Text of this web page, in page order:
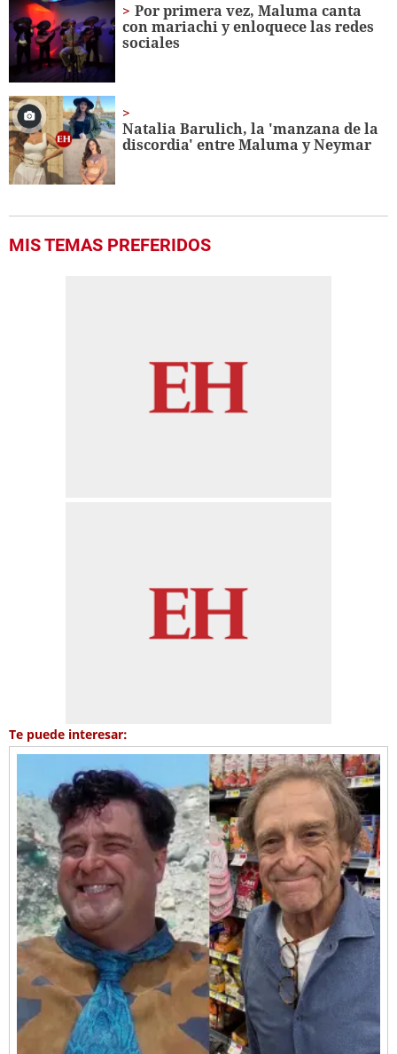
Por primera vez, Maluma canta
con mariachi y enloquece las redes
sociales
Natalia Barulich, la 'manzana de la
discordia' entre Maluma y Neymar
MIS TEMAS PREFERIDOS
Te puede interesar: